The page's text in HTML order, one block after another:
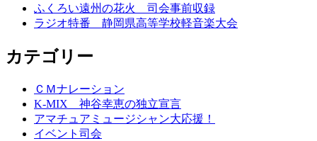
ふくろい遠州の花火 司会事前収録
ラジオ特番 静岡県高等学校軽音楽大会
カテゴリー
ＣＭナレーション
K-MIX 神谷幸恵の独立宣言
アマチュアミュージシャン大応援！
イベント司会